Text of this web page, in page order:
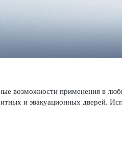
возможности применения в
и эвакуацио­нных дверей.